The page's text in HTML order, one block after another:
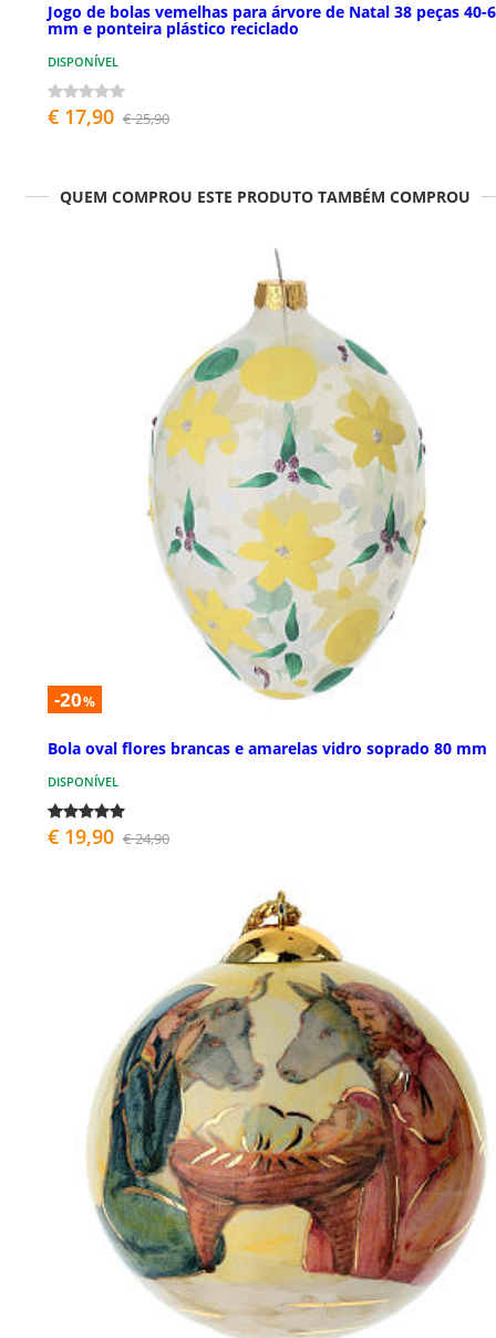
Jogo de bolas vemelhas para árvore de Natal 38 peças 40-
mm e ponteira plástico reciclado
DISPONÍVEL
€ 17,90 € 25,90
QUEM COMPROU ESTE PRODUTO TAMBÉM COMPROU
-20%
Bola oval flores brancas e amarelas vidro soprado 80 mm
DISPONÍVEL
€ 19,90 € 24,90